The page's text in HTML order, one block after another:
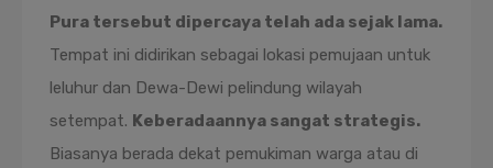
Pura tersebut dipercaya telah ada sejak lama.
Tempat ini didirikan sebagai lokasi pemujaan untuk
leluhur dan Dewa-Dewi pelindung wilayah
setempat. Keberadaannya sangat strategis.
Biasanya berada dekat pemukiman warga atau di